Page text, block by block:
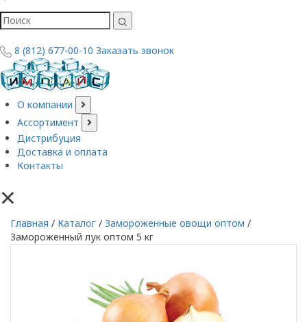
8 (812) 677-00-10 Заказать звонок
О компании
Ассортимент
Дистрибуция
Доставка и оплата
Контакты
×
Главная / Каталог / Замороженные овощи оптом /
Замороженный лук оптом 5 кг